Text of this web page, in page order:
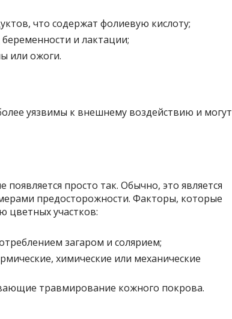
что содержат фолиевую кислоту;
и лактации;
или ожоги.
уязвимы к внешнему воздействию и могут
просто так. Обычно, это является
предосторожности. Факторы, которые
цветных участков:
загаром и солярием;
химические или механические
травмирование кожного покрова.